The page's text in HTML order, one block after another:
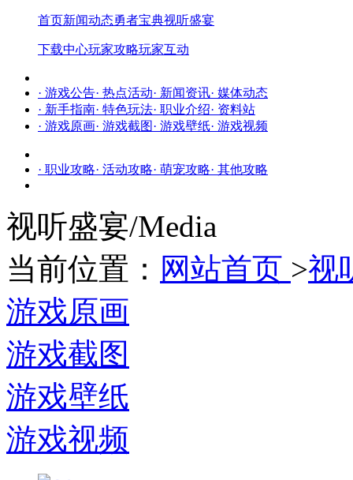
首页新闻动态勇者宝典视听盛宴
下载中心玩家攻略玩家互动
· 游戏公告· 热点活动· 新闻资讯· 媒体动态
· 新手指南· 特色玩法· 职业介绍· 资料站
· 游戏原画· 游戏截图· 游戏壁纸· 游戏视频
· 职业攻略· 活动攻略· 萌宠攻略· 其他攻略
视听盛宴/Media
当前位置： 网站首页 >视
游戏原画
游戏截图
游戏壁纸
游戏视频